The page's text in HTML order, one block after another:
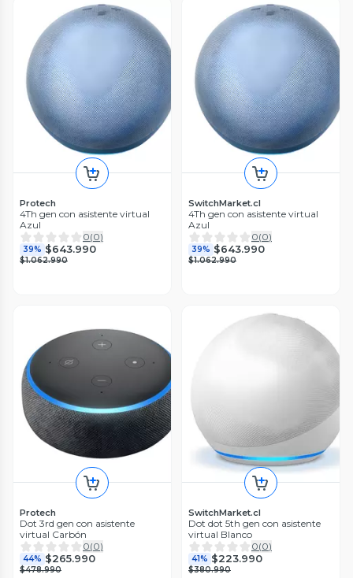
Protech
4Th gen con asistente virtual
Azul
0(0)
39% $643.990
$1.062.990
SwitchMarket.cl
4Th gen con asistente virtual
Azul
0(0)
39% $643.990
$1.062.990
Protech
Dot 3rd gen con asistente
virtual Carbón
0(0)
44% $265.990
$478.990
SwitchMarket.cl
Dot dot 5th gen con asistente
virtual Blanco
0(0)
41% $223.990
$380.990